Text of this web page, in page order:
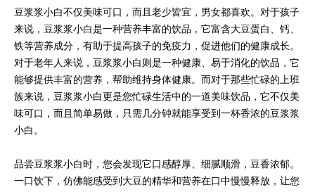
豆浆浆小白不仅美味可口，而且老少皆宜，男女都喜欢。对于孩子
来说，豆浆浆小白是一种营养丰富的饮品，它富含大豆蛋白、钙、
铁等营养成分，有助于提高孩子的免疫力，促进他们的健康成长。
对于老年人来说，豆浆浆小白则是一种健康、易于消化的饮品，它
能够提供丰富的营养，帮助维持身体健康。而对于那些忙碌的上班
族来说，豆浆浆小白更是您忙碌生活中的一道美味饮品，它不仅美
味可口，而且简单易做，只需几分钟就能享受到一杯香浓的豆浆浆
小白。
品尝豆浆浆小白时，您会发现它口感醇厚、细腻顺滑，豆香浓郁。
一口饮下，仿佛能感受到大豆的精华和营养在口中慢慢释放，让您